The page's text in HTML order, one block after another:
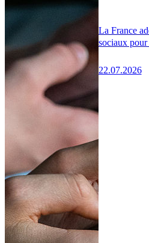
La France
sociaux pour
22.07.2026